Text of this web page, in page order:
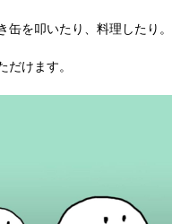
を叩いたり、料理したり。
けます。